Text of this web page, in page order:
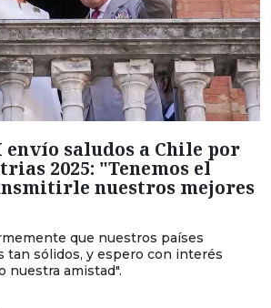
saludos a Chile por
2025: "Tenemos el
nuestros mejores
que nuestros países
tan sólidos, y espero con interés
nuestra amistad".